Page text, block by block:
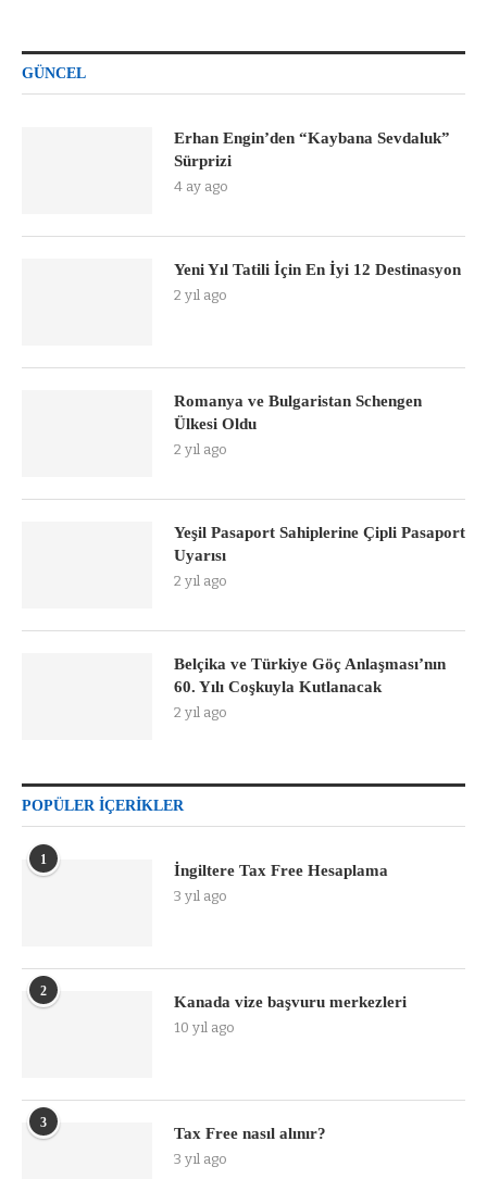
GÜNCEL
Erhan Engin’den “Kaybana Sevdaluk”
Sürprizi
4 ay ago
Yeni Yıl Tatili İçin En İyi 12 Destinasyon
2 yıl ago
Romanya ve Bulgaristan Schengen
Ülkesi Oldu
2 yıl ago
Yeşil Pasaport Sahiplerine Çipli Pasaport
Uyarısı
2 yıl ago
Belçika ve Türkiye Göç Anlaşması’nın
60. Yılı Coşkuyla Kutlanacak
2 yıl ago
POPÜLER İÇERIKLER
1
İngiltere Tax Free Hesaplama
3 yıl ago
2
Kanada vize başvuru merkezleri
10 yıl ago
3
Tax Free nasıl alınır?
3 yıl ago